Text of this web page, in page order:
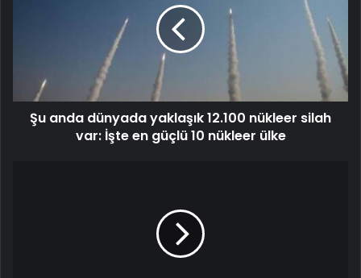
Şu anda dünyada yaklaşık 12.100 nükleer silah
var: İşte en güçlü 10 nükleer ülke